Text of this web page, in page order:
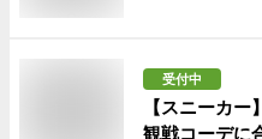
受付中
【スニーカー
観戦コーデに